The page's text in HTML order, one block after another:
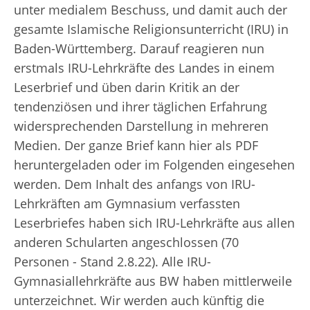
unter medialem Beschuss, und damit auch der
gesamte Islamische Religionsunterricht (IRU) in
Baden-Württemberg. Darauf reagieren nun
erstmals IRU-Lehrkräfte des Landes in einem
Leserbrief und üben darin Kritik an der
tendenziösen und ihrer täglichen Erfahrung
widersprechenden Darstellung in mehreren
Medien. Der ganze Brief kann hier als PDF
heruntergeladen oder im Folgenden eingesehen
werden. Dem Inhalt des anfangs von IRU-
Lehrkräften am Gymnasium verfassten
Leserbriefes haben sich IRU-Lehrkräfte aus allen
anderen Schularten angeschlossen (70
Personen - Stand 2.8.22). Alle IRU-
Gymnasiallehrkräfte aus BW haben mittlerweile
unterzeichnet. Wir werden auch künftig die